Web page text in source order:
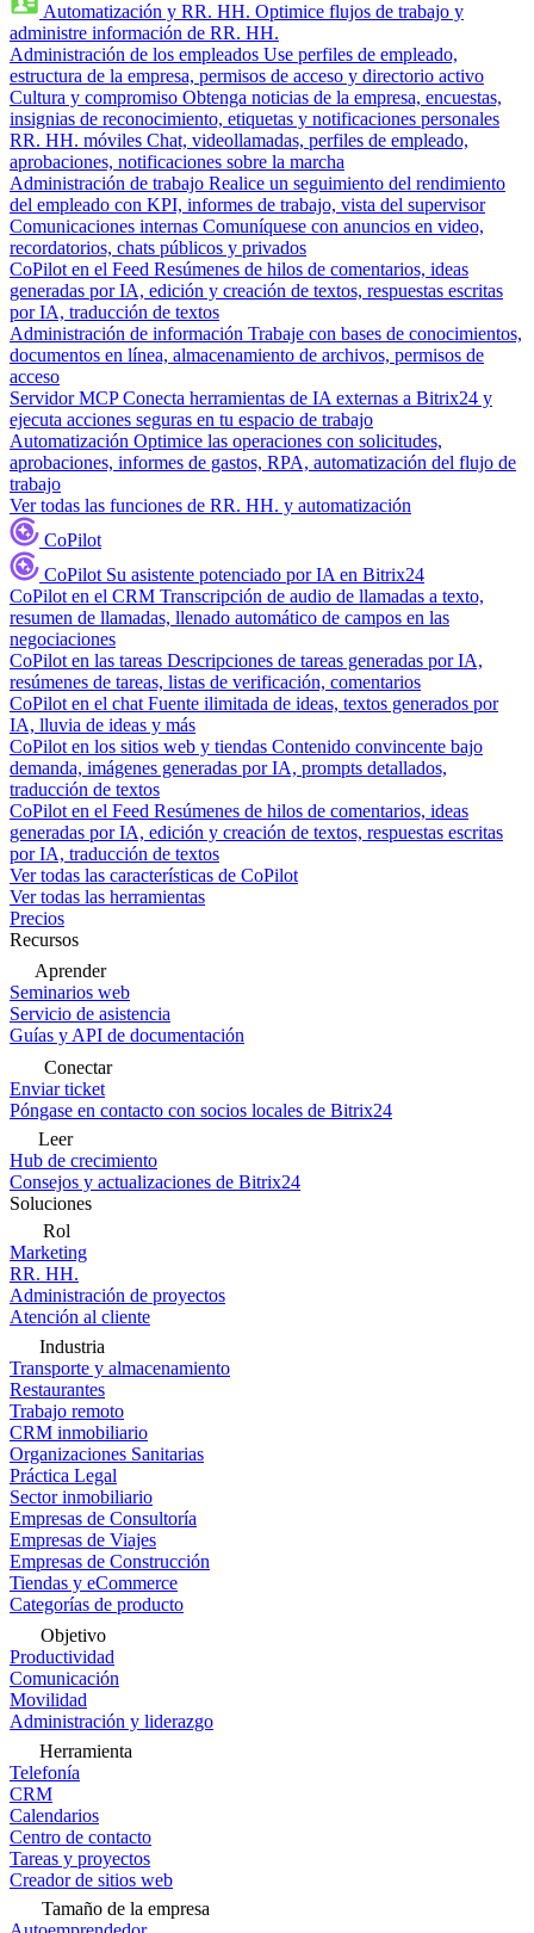
Automatización y RR. HH. Optimice flujos de trabajo y
administre información de RR. HH.
Administración de los empleados Use perfiles de empleado,
estructura de la empresa, permisos de acceso y directorio activo
Cultura y compromiso Obtenga noticias de la empresa, encuestas,
insignias de reconocimiento, etiquetas y notificaciones personales
RR. HH. móviles Chat, videollamadas, perfiles de empleado,
aprobaciones, notificaciones sobre la marcha
Administración de trabajo Realice un seguimiento del rendimiento
del empleado con KPI, informes de trabajo, vista del supervisor
Comunicaciones internas Comuníquese con anuncios en video,
recordatorios, chats públicos y privados
CoPilot en el Feed Resúmenes de hilos de comentarios, ideas
generadas por IA, edición y creación de textos, respuestas escritas
por IA, traducción de textos
Administración de información Trabaje con bases de conocimientos,
documentos en línea, almacenamiento de archivos, permisos de
acceso
Servidor MCP Conecta herramientas de IA externas a Bitrix24 y
ejecuta acciones seguras en tu espacio de trabajo
Automatización Optimice las operaciones con solicitudes,
aprobaciones, informes de gastos, RPA, automatización del flujo de
trabajo
Ver todas las funciones de RR. HH. y automatización
CoPilot
CoPilot Su asistente potenciado por IA en Bitrix24
CoPilot en el CRM Transcripción de audio de llamadas a texto,
resumen de llamadas, llenado automático de campos en las
negociaciones
CoPilot en las tareas Descripciones de tareas generadas por IA,
resúmenes de tareas, listas de verificación, comentarios
CoPilot en el chat Fuente ilimitada de ideas, textos generados por
IA, lluvia de ideas y más
CoPilot en los sitios web y tiendas Contenido convincente bajo
demanda, imágenes generadas por IA, prompts detallados,
traducción de textos
CoPilot en el Feed Resúmenes de hilos de comentarios, ideas
generadas por IA, edición y creación de textos, respuestas escritas
por IA, traducción de textos
Ver todas las características de CoPilot
Ver todas las herramientas
Precios
Recursos
Aprender
Seminarios web
Servicio de asistencia
Guías y API de documentación
Conectar
Enviar ticket
Póngase en contacto con socios locales de Bitrix24
Leer
Hub de crecimiento
Consejos y actualizaciones de Bitrix24
Soluciones
Rol
Marketing
RR. HH.
Administración de proyectos
Atención al cliente
Industria
Transporte y almacenamiento
Restaurantes
Trabajo remoto
CRM inmobiliario
Organizaciones Sanitarias
Práctica Legal
Sector inmobiliario
Empresas de Consultoría
Empresas de Viajes
Empresas de Construcción
Tiendas y eCommerce
Categorías de producto
Objetivo
Productividad
Comunicación
Movilidad
Administración y liderazgo
Herramienta
Telefonía
CRM
Calendarios
Centro de contacto
Tareas y proyectos
Creador de sitios web
Tamaño de la empresa